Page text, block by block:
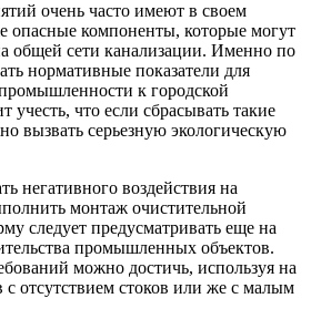
очень часто имеют в своем
опасные компоненты, которые могут
общей сети канализации. Именно по
нормативные показатели для
к городской
учесть, что если сбрасывать такие
вызвать серьезную экологическую
негативного воздействия на
монтаж очистительной
следует предусматривать еще на
промышленных объектов.
можно достичь, используя на
с отсутствием стоков или же с малым